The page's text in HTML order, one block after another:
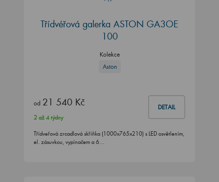
Třídvéřová galerka ASTON GA3OE
100
Kolekce
Aston
od 21 540 Kč DETAIL
2 až 4 týdny
Třídveřová zrcadlová skříňka (1000x765x210) s LED osvětlením,
el. zásuvkou, vypínačem a 6…